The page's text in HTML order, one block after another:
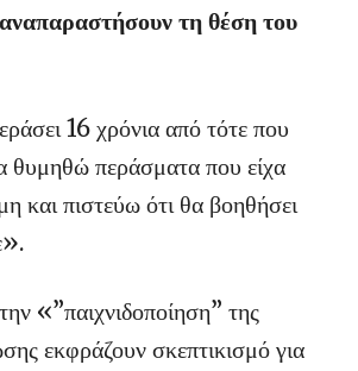
τη θέση του
16 χρόνια από τότε που
θυμηθώ περάσματα που είχα
και πιστεύω ότι θα βοηθήσει
«”παιχνιδοποίηση” της
εκφράζουν σκεπτικισμό για